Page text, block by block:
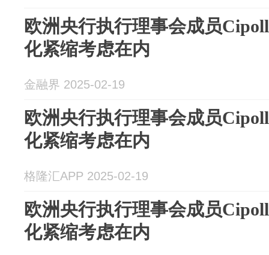
欧洲央行执行理事会成员
化紧缩考虑在内
金融界 2025-02-19
欧洲央行执行理事会成员
化紧缩考虑在内
格隆汇APP 2025-02-19
欧洲央行执行理事会成员
化紧缩考虑在内